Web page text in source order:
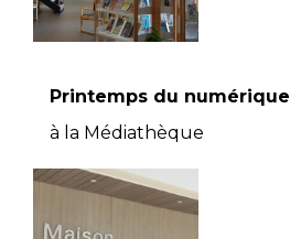
Printemps du numérique
à la Médiathèque